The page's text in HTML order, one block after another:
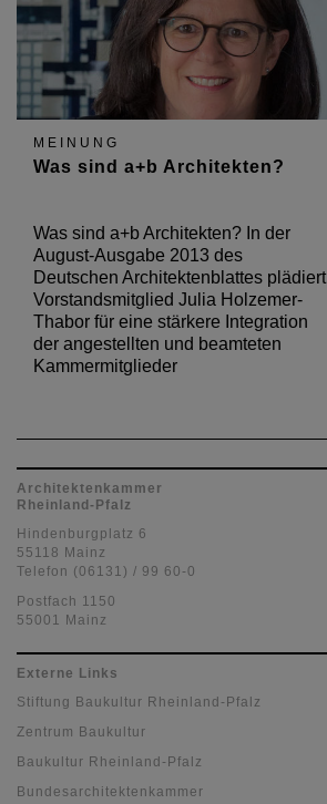
MEINUNG
Was sind a+b Architekten?
Was sind a+b Architekten? In der
August-Ausgabe 2013 des
Deutschen Architektenblattes plädiert
Vorstandsmitglied Julia Holzemer-
Thabor für eine stärkere Integration
der angestellten und beamteten
Kammermitglieder
Architektenkammer
Rheinland-Pfalz
Hindenburgplatz 6
55118 Mainz
Telefon (06131) / 99 60-0
Postfach 1150
55001 Mainz
Externe Links
Stiftung Baukultur Rheinland-Pfalz
Zentrum Baukultur
Baukultur Rheinland-Pfalz
Bundesarchitektenkammer